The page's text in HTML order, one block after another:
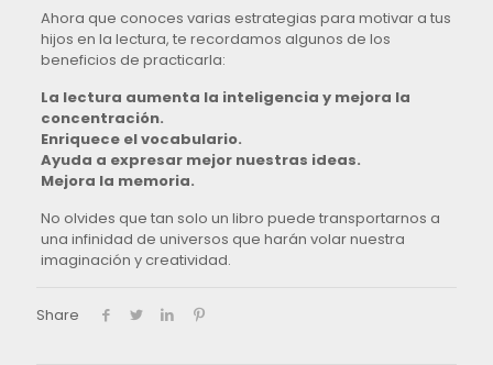
Ahora que conoces varias estrategias para motivar a tus
hijos en la lectura, te recordamos algunos de los
beneficios de practicarla:
La lectura aumenta la inteligencia y mejora la
concentración.
Enriquece el vocabulario.
Ayuda a expresar mejor nuestras ideas.
Mejora la memoria.
No olvides que tan solo un libro puede transportarnos a
una infinidad de universos que harán volar nuestra
imaginación y creatividad.
Share